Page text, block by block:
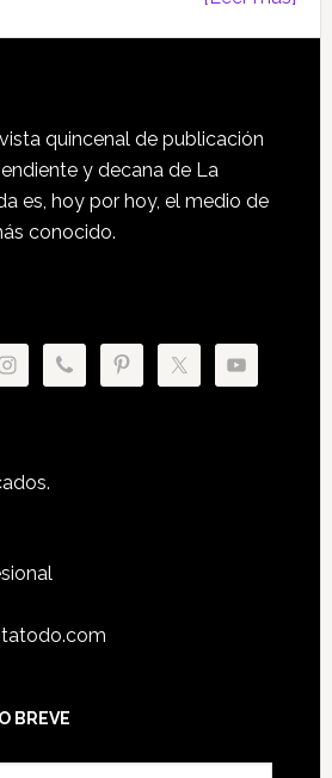
quincenal de publicación
y decana de La
es, hoy por hoy, el medio de
conocido.
BREVE